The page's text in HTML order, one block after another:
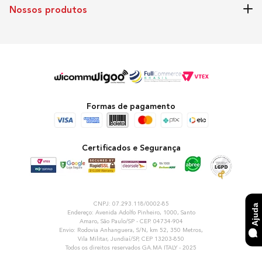
Ajuda
Nossos produtos
Formas de pagamento
Certificados e Segurança
CNPJ: 07.293.118/0002-85
Endereço: Avenida Adolfo Pinheiro, 1000, Santo
Amaro, São Paulo/SP - CEP. 04734-904
Envio: Rodovia Anhanguera, S/N, km 52, 350 Metros,
Vila Militar, Jundiaí/SP, CEP 13203-850
Todos os direitos reservados GA.MA ITALY - 2025